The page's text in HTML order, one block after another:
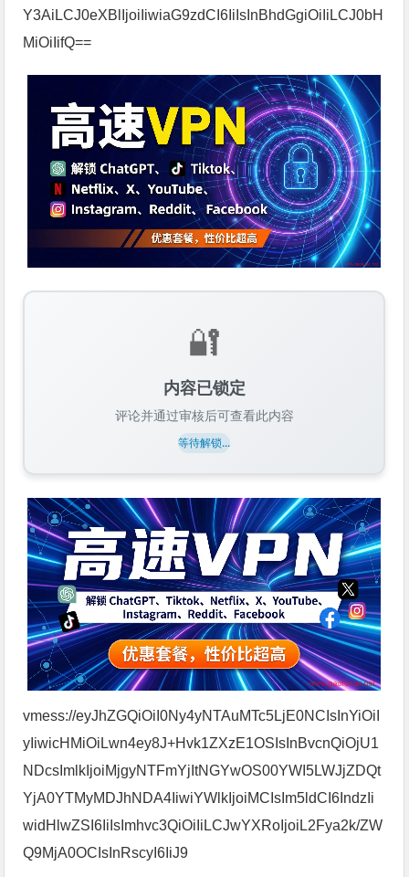
Y3AiLCJ0eXBlIjoiIiwiaG9zdCI6IiIsInBhdGgiOiIiLCJ0bH
MiOiIifQ==
🔐
内容已锁定
评论并通过审核后可查看此内容
等待解锁...
vmess://eyJhZGQiOiI0Ny4yNTAuMTc5LjE0NCIsInYiOiI
yIiwicHMiOiLwn4ey8J+Hvk1ZXzE1OSIsInBvcnQiOjU1
NDcsImlkIjoiMjgyNTFmYjItNGYwOS00YWI5LWJjZDQt
YjA0YTMyMDJhNDA4IiwiYWlkIjoiMCIsIm5ldCI6IndzIi
widHlwZSI6IiIsImhvc3QiOiIiLCJwYXRoIjoiL2Fya2k/ZW
Q9MjA0OCIsInRscyI6IiJ9